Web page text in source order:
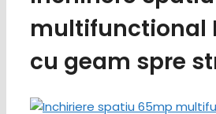
multifunctional
cu geam spre